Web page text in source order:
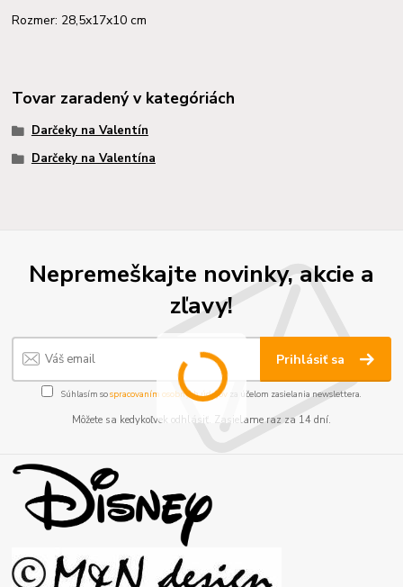
Rozmer: 28,5x17x10 cm
Tovar zaradený v kategóriách
Darčeky na Valentín
Darčeky na Valentína
Nepremeškajte novinky, akcie a
zľavy!
Prihlásiť sa
Súhlasím sospracovaním osobných údajov za účelom zasielania newslettera.
Môžete sa kedykoľvek odhlásiť. Zasielame raz za 14 dní.